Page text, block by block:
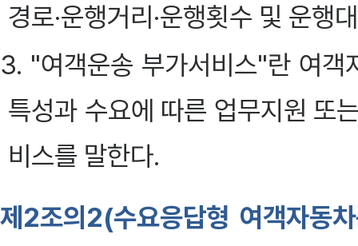
경로·운행거리·운행횟수 및 운행
3. "여객운송 부가서비스"란 여객
특성과 수요에 따른 업무지원 또
비스를 말한다.
제2조의2(수요응답형 여객자동